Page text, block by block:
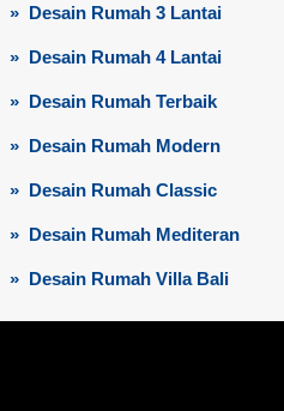
» Desain Rumah 3 Lantai
» Desain Rumah 4 Lantai
» Desain Rumah Terbaik
» Desain Rumah Modern
» Desain Rumah Classic
» Desain Rumah Mediteran
» Desain Rumah Villa Bali